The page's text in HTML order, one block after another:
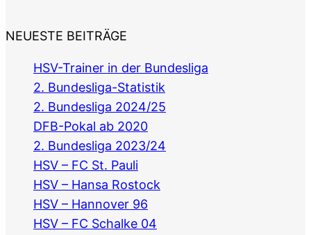
NEUESTE BEITRÄGE
HSV-Trainer in der Bundesliga
2. Bundesliga-Statistik
2. Bundesliga 2024/25
DFB-Pokal ab 2020
2. Bundesliga 2023/24
HSV – FC St. Pauli
HSV – Hansa Rostock
HSV – Hannover 96
HSV – FC Schalke 04